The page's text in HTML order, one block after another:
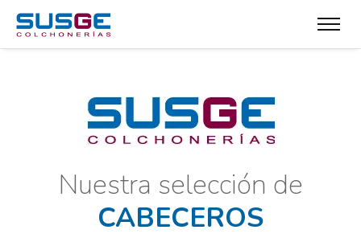
Nuestra selección de
CABECEROS